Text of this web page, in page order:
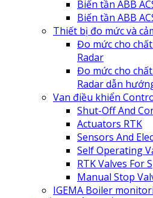
Biến tần ABB
Biến tần ABB
Thiết bị đo mức và
Đo mức cho
Radar
Đo mức cho
Radar dẫn
Van điều khiển
Shut-Off And
Actuators RTK
Sensors And
Self Operating
RTK Valves For
Manual Stop
IGEMA Boiler